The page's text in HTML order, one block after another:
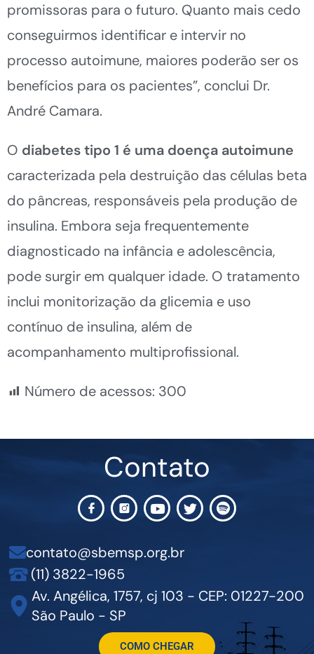
promissoras para o futuro. Quanto mais cedo
conseguirmos identificar e intervir no
processo autoimune, maiores poderão ser os
benefícios para os pacientes”, conclui Dr.
André Camara.
O diabetes tipo 1 é uma doença autoimune
caracterizada pela destruição das células beta
do pâncreas, responsáveis pela produção de
insulina. Embora seja frequentemente
diagnosticado na infância e adolescência,
pode surgir em qualquer idade. O tratamento
inclui monitorização da glicemia e uso
contínuo de insulina, além de
acompanhamento multiprofissional.
Número de acessos: 300
Contato
contato@sbemsp.org.br
(11) 3822-1965
Av. Angélica, 1757, cj 103 - CEP: 01227-200
São Paulo - SP
COMO CHEGAR